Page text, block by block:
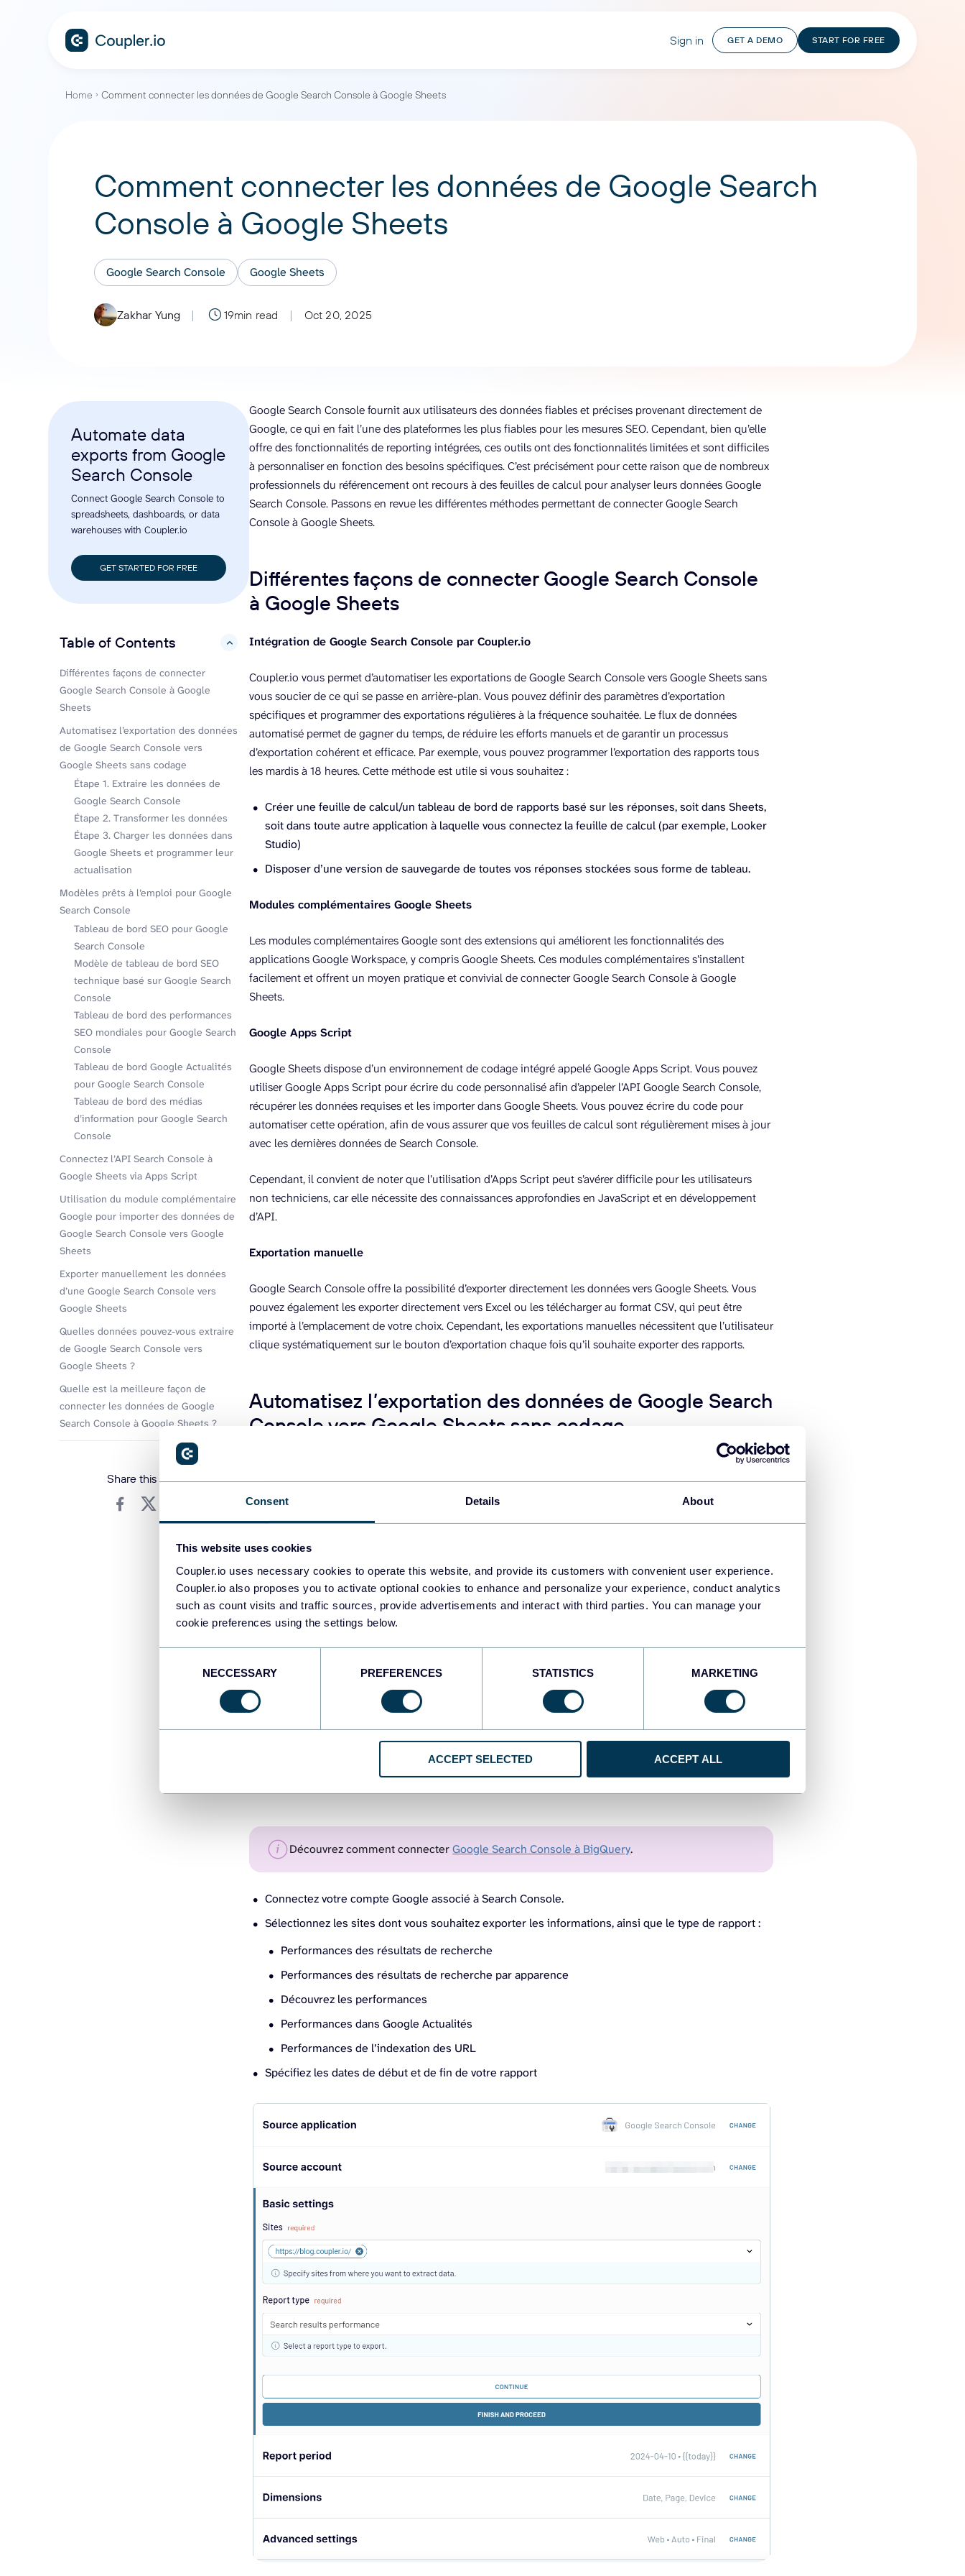
Consent Details About
This website uses cookies
Coupler.io uses necessary cookies to operate this website, and provide its customers with convenient user experience.
Coupler.io also proposes you to activate optional cookies to enhance and personalize your experience, conduct analytics
such as count visits and traffic sources, provide advertisements and interact with third parties. You can manage your
cookie preferences using the settings below.
NECCESSARY PREFERENCES STATISTICS MARKETING
ACCEPT SELECTED ACCEPT ALL
Sign in GET A DEMO START FOR FREE
Home Comment connecter les données de Google Search Console à Google Sheets
Comment connecter les données de Google Search
Console à Google Sheets
Google Search Console Google Sheets
Zakhar Yung 19min read Oct 20, 2025
Automate data
exports from Google
Search Console
Connect Google Search Console to
spreadsheets, dashboards, or data
warehouses with Coupler.io
GET STARTED FOR FREE
Table of Contents
hide
Différentes façons de connecter
Google Search Console à Google
Sheets
Automatisez l’exportation des données
de Google Search Console vers
Google Sheets sans codage
Étape 1. Extraire les données de
Google Search Console
Étape 2. Transformer les données
Étape 3. Charger les données dans
Google Sheets et programmer leur
actualisation
Modèles prêts à l’emploi pour Google
Search Console
Tableau de bord SEO pour Google
Search Console
Modèle de tableau de bord SEO
technique basé sur Google Search
Console
Tableau de bord des performances
SEO mondiales pour Google Search
Console
Tableau de bord Google Actualités
pour Google Search Console
Tableau de bord des médias
d’information pour Google Search
Console
Connectez l’API Search Console à
Google Sheets via Apps Script
Utilisation du module complémentaire
Google pour importer des données de
Google Search Console vers Google
Sheets
Exporter manuellement les données
d’une Google Search Console vers
Google Sheets
Quelles données pouvez-vous extraire
de Google Search Console vers
Google Sheets ?
Quelle est la meilleure façon de
connecter les données de Google
Search Console à Google Sheets ?
Share this article
Google Search Console fournit aux utilisateurs des données fiables et précises provenant directement de
Google, ce qui en fait l’une des plateformes les plus fiables pour les mesures SEO. Cependant, bien qu’elle
offre des fonctionnalités de reporting intégrées, ces outils ont des fonctionnalités limitées et sont difficiles
à personnaliser en fonction des besoins spécifiques. C’est précisément pour cette raison que de nombreux
professionnels du référencement ont recours à des feuilles de calcul pour analyser leurs données Google
Search Console. Passons en revue les différentes méthodes permettant de connecter Google Search
Console à Google Sheets.
Différentes façons de connecter Google Search Console
à Google Sheets
Intégration de Google Search Console par Coupler.io
Coupler.io vous permet d’automatiser les exportations de Google Search Console vers Google Sheets sans
vous soucier de ce qui se passe en arrière-plan. Vous pouvez définir des paramètres d’exportation
spécifiques et programmer des exportations régulières à la fréquence souhaitée. Le flux de données
automatisé permet de gagner du temps, de réduire les efforts manuels et de garantir un processus
d’exportation cohérent et efficace. Par exemple, vous pouvez programmer l’exportation des rapports tous
les mardis à 18 heures. Cette méthode est utile si vous souhaitez :
Créer une feuille de calcul/un tableau de bord de rapports basé sur les réponses, soit dans Sheets,
soit dans toute autre application à laquelle vous connectez la feuille de calcul (par exemple, Looker
Studio)
Disposer d’une version de sauvegarde de toutes vos réponses stockées sous forme de tableau.
Modules complémentaires Google Sheets
Les modules complémentaires Google sont des extensions qui améliorent les fonctionnalités des
applications Google Workspace, y compris Google Sheets. Ces modules complémentaires s’installent
facilement et offrent un moyen pratique et convivial de connecter Google Search Console à Google
Sheets.
Google Apps Script
Google Sheets dispose d’un environnement de codage intégré appelé Google Apps Script. Vous pouvez
utiliser Google Apps Script pour écrire du code personnalisé afin d’appeler l’API Google Search Console,
récupérer les données requises et les importer dans Google Sheets. Vous pouvez écrire du code pour
automatiser cette opération, afin de vous assurer que vos feuilles de calcul sont régulièrement mises à jour
avec les dernières données de Search Console.
Cependant, il convient de noter que l’utilisation d’Apps Script peut s’avérer difficile pour les utilisateurs
non techniciens, car elle nécessite des connaissances approfondies en JavaScript et en développement
d’API.
Exportation manuelle
Google Search Console offre la possibilité d’exporter directement les données vers Google Sheets. Vous
pouvez également les exporter directement vers Excel ou les télécharger au format CSV, qui peut être
importé à l’emplacement de votre choix. Cependant, les exportations manuelles nécessitent que l’utilisateur
clique systématiquement sur le bouton d’exportation chaque fois qu’il souhaite exporter des rapports.
Automatisez l’exportation des données de Google Search
Console vers Google Sheets sans codage
Étape 1. Extraire les données de Google Search Console
Pour configurer l’intégration de Google Search Console à Google Sheets avec Coupler.io, cliquez sur «
Continuer» dans le formulaire ci-dessous. Nous avons déjà présélectionné les applications source et
Découvrez comment connecterGoogle Search Console à BigQuery.
Connectez votre compte Google associé à Search Console.
Sélectionnez les sites dont vous souhaitez exporter les informations, ainsi que le type de rapport :
Performances des résultats de recherche
Performances des résultats de recherche par apparence
Découvrez les performances
Performances dans Google Actualités
Performances de l’indexation des URL
Spécifiez les dates de début et de fin de votre rapport